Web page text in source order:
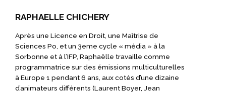
RAPHAELLE CHICHERY
Après une Licence en Droit, une Maîtrise de
Sciences Po, et un 3eme cycle « média » à la
Sorbonne et à l’IFP, Raphaëlle travaille comme
programmatrice sur des émissions multiculturelles
à Europe 1 pendant 6 ans, aux cotés d’une dizaine
d’animateurs différents (Laurent Boyer, Jean